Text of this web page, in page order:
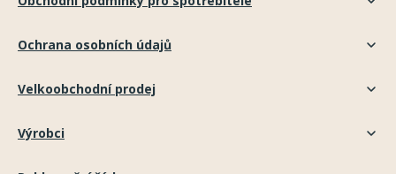
Ochrana osobních údajů
Velkoobchodní prodej
Výrobci